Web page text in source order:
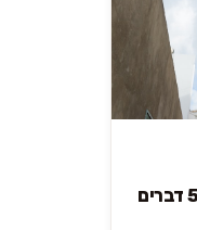
צ'ק-ליסט דיגיטלי לפני טיסה לתוניסיה: 5 דברים